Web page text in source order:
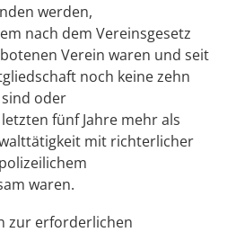
werden,
nach dem Vereinsgesetz
Verein waren und seit
noch keine zehn
oder
fünf Jahre mehr als
mit richterlicher
waren.
zur erforderlichen